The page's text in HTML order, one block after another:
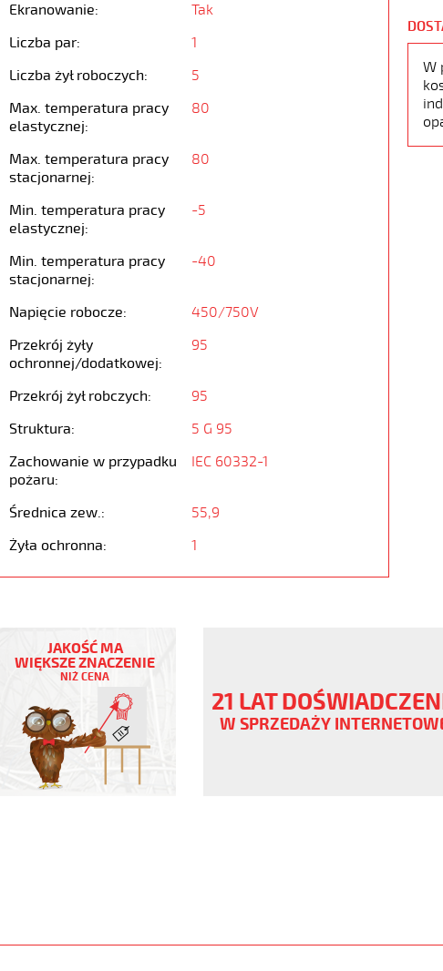
Ekranowanie:
Tak
Liczba par:
1
Liczba żył roboczych:
5
Max. temperatura pracy
elastycznej:
80
Max. temperatura pracy
stacjonarnej:
80
Min. temperatura pracy
elastycznej:
-5
Min. temperatura pracy
stacjonarnej:
-40
Napięcie robocze:
450/750V
Przekrój żyły
ochronnej/dodatkowej:
95
Przekrój żył robczych:
95
Struktura:
5 G 95
Zachowanie w przypadku
pożaru:
IEC 60332-1
Średnica zew.:
55,9
Żyła ochronna:
1
W
PURÖ-
Kabel
elastyczny
450/750V
pur,ekran,szary,olejoodp
JAKOŚĆ MA
WIĘKSZE ZNACZENIE
NIŻ CENA
21 LAT
W SPRZEDAŻY